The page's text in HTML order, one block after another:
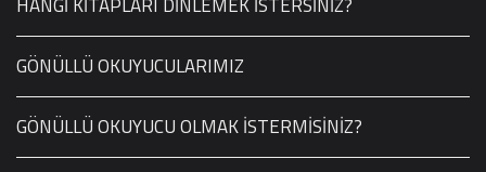
GÖNÜLLÜ OKUYUCULARIMIZ
GÖNÜLLÜ OKUYUCU OLMAK İSTERMİSİNİZ?